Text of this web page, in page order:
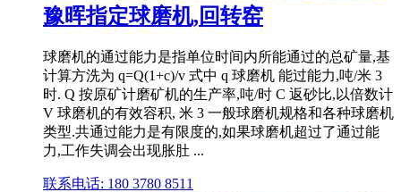
豫晖指定球磨机,回转窑
球磨机的通过能力是指单位时间内所能通过的总矿量,基
计算方洗为 q=Q(1+c)/v 式中 q 球磨机 能过能力,吨/米 3
时. Q 按原矿计磨矿机的生产率,吨/时 C 返砂比,以倍数计
V 球磨机的有效容积, 米 3 一般球磨机规格和各种球磨机
类型.共通过能力是有限度的,如果球磨机超过了通过能
力,工作失调会出现胀肚 ...
联系电话: 180 3780 8511